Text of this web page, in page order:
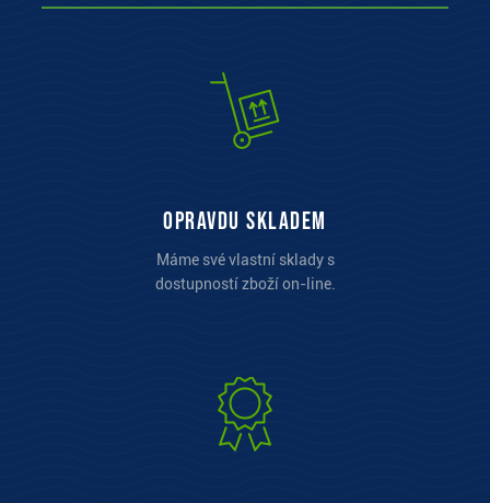
opravdu skladem
Máme své vlastní sklady s
dostupností zboží on-line.